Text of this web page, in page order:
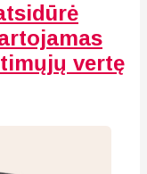
vertę